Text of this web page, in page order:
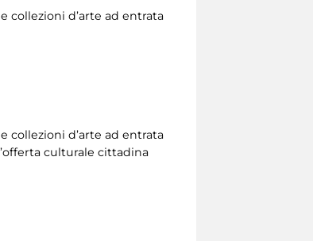
collezioni d’arte ad entrata
collezioni d’arte ad entrata
culturale cittadina